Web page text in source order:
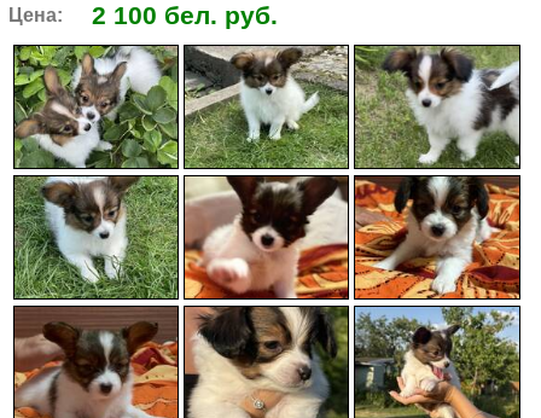
Цена: 2 100 бел. руб.